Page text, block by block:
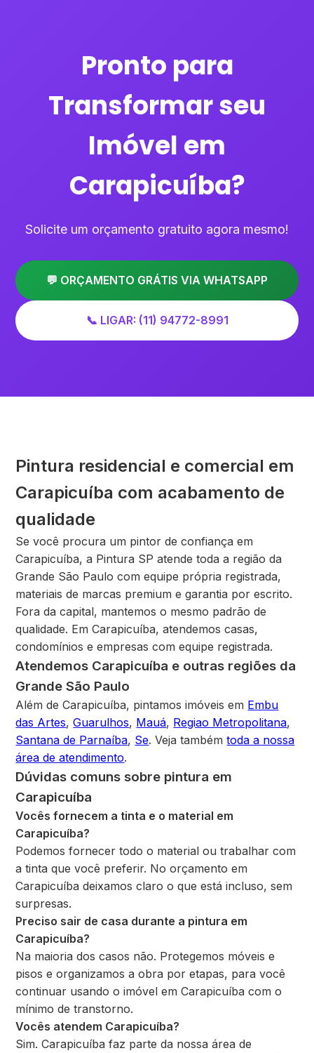
Pronto para
Transformar seu
Imóvel em
Carapicuíba?
Solicite um orçamento gratuito agora mesmo!
💬 ORÇAMENTO GRÁTIS VIA WHATSAPP
📞 LIGAR: (11) 94772-8991
Pintura residencial e comercial em
Carapicuíba com acabamento de
qualidade
Se você procura um pintor de confiança em
Carapicuíba, a Pintura SP atende toda a região da
Grande São Paulo com equipe própria registrada,
materiais de marcas premium e garantia por escrito.
Fora da capital, mantemos o mesmo padrão de
qualidade. Em Carapicuíba, atendemos casas,
condomínios e empresas com equipe registrada.
Atendemos Carapicuíba e outras regiões da
Grande São Paulo
Além de Carapicuíba, pintamos imóveis em Embu
das Artes,Guarulhos, Mauá, Regiao Metropolitana,
Santana de Parnaíba, Se. Veja tambémtoda a nossa
área de atendimento.
Dúvidas comuns sobre pintura em
Carapicuíba
Vocês fornecem a tinta e o material em
Carapicuíba?
Podemos fornecer todo o material ou trabalhar com
a tinta que você preferir. No orçamento em
Carapicuíba deixamos claro o que está incluso, sem
surpresas.
Preciso sair de casa durante a pintura em
Carapicuíba?
Na maioria dos casos não. Protegemos móveis e
pisos e organizamos a obra por etapas, para você
continuar usando o imóvel em Carapicuíba com o
mínimo de transtorno.
Vocês atendem Carapicuíba?
Sim. Carapicuíba faz parte da nossa área de